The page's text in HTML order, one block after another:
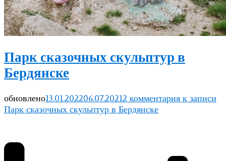
Парк сказочных скульптур в
Бердянске
обновлено13.01.202206.07.20212 комментария к записи
Парк сказочных скульптур в Бердянске